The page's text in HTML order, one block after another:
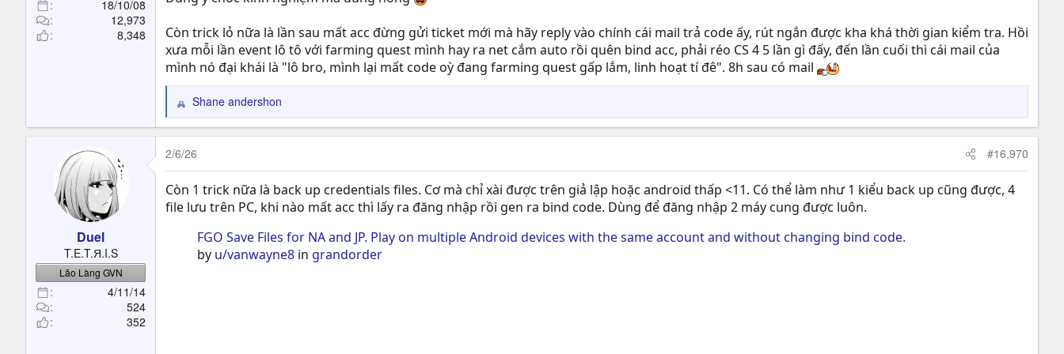
18/10/08
12,973
8,348
Còn trick lỏ nữa là lần sau mất acc đừng gửi ticket mới mà hãy reply vào chính cái mail trả code ấy, rút ngắn được kha khá thời gian kiểm tra. Hồi
xưa mỗi lần event lô tô với farming quest mình hay ra net cắm auto rồi quên bind acc, phải réo CS 4 5 lần gì đấy, đến lần cuối thì cái mail của
mình nó đại khái là "lô bro, mình lại mất code oỳ đang farming quest gấp lắm, linh hoạt tí đê". 8h sau có mail
R
e
a
c
t
i
o
n
Shane andershon
Duel
T.E.T.Я.I.S
Lão Làng GVN
4/11/14
524
352
2/6/26 #16,970
Còn 1 trick nữa là back up credentials files. Cơ mà chỉ xài được trên giả lập hoặc android thấp <11. Có thể làm như 1 kiểu back up cũng được, 4
file lưu trên PC, khi nào mất acc thì lấy ra đăng nhập rồi gen ra bind code. Dùng để đăng nhập 2 máy cung được luôn.
FGO Save Files for NA and JP. Play on multiple Android devices with the same account and without changing bind code.
by u/vanwayne8 in grandorder